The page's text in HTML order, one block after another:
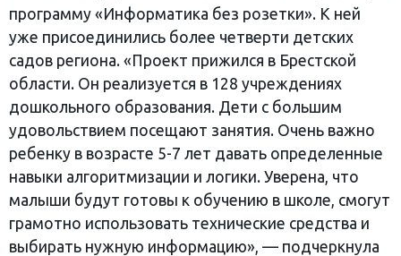
программу «Информатика без розетки». К ней
уже присоединились более четверти детских
садов региона. «Проект прижился в Брестской
области. Он реализуется в 128 учреждениях
дошкольного образования. Дети с большим
удовольствием посещают занятия. Очень важно
ребенку в возрасте 5-7 лет давать определенные
навыки алгоритмизации и логики. Уверена, что
малыши будут готовы к обучению в школе, смогут
грамотно использовать технические средства и
выбирать нужную информацию», — подчеркнула